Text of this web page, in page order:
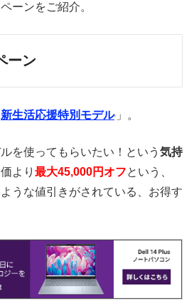
ーンをご紹介。
ーン
新生活応援特別モデル 」。
を使ってもらいたい！という 気持
より 最大45,000円オフという、
うな値引きがされている、お得す